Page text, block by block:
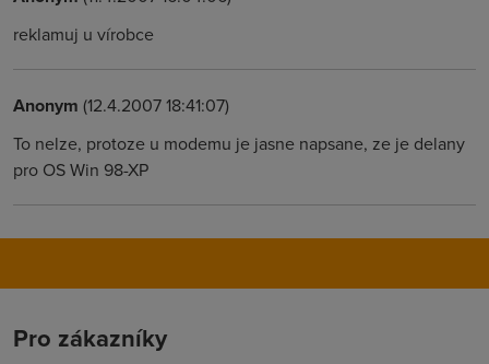
reklamuj u vírobce
Anonym (12.4.2007 18:41:07)
To nelze, protoze u modemu je jasne napsane, ze je delany
pro OS Win 98-XP
Pro zákazníky